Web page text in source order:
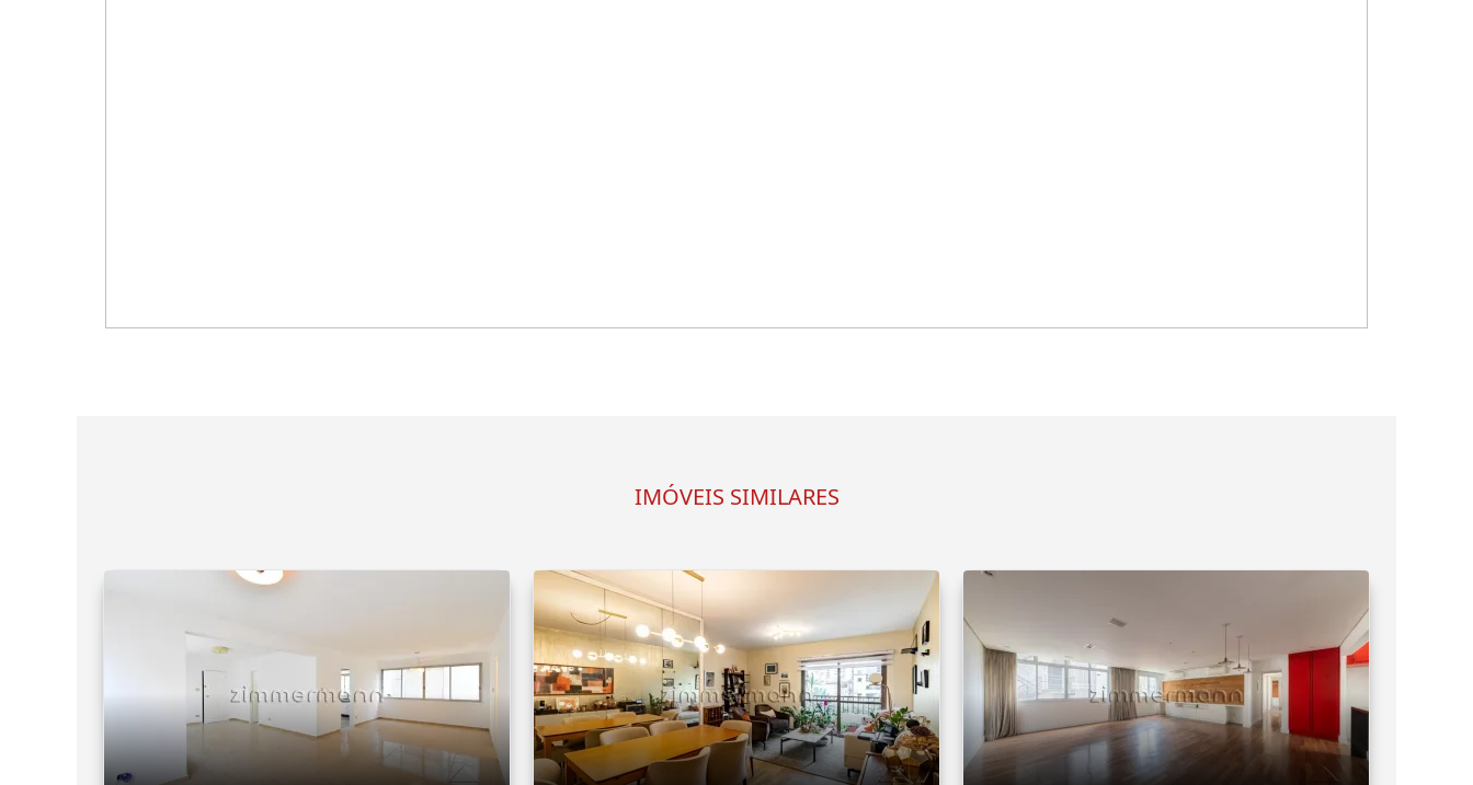
IMÓVEIS SIMILARES